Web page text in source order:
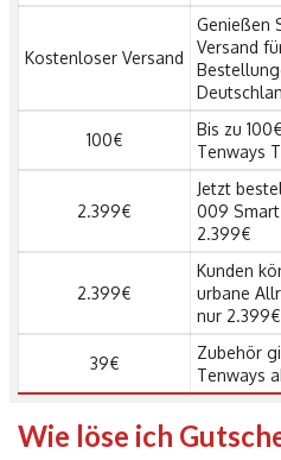
Kostenloser Versand
Genießen
Versand
100€
Bis zu
Tenways
2.399€
Jetzt
009 Smart
2.399€
2.399€
Kunden
urbane
nur
39€
Zubehör
Tenways
Wie löse ich